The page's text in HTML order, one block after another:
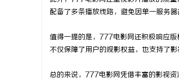
配备了多条播放线路，避免因单一服务
值得一提的是，777电影网还积极响应版
不仅保障了用户的观影权益，也支持了影
总的来说，777电影网凭借丰富的影视